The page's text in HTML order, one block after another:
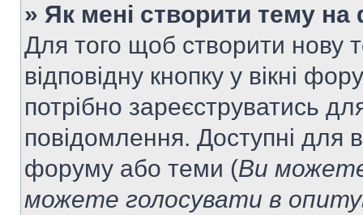
» Як мені створити тему на
Для того щоб створити нову
відповідну кнопку у вікні
потрібно зареєструватись
повідомлення. Доступні для
форуму або теми (Ви
можете голосувати в